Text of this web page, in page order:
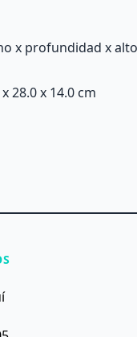
x profundidad x
28.0 x 14.0 cm